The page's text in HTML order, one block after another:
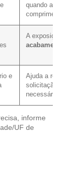
quando a
A
e
Ajuda a
solicitação,
necessário.
informe
UF de